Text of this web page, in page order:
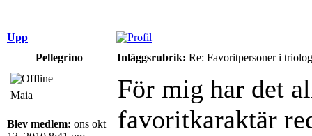
Upp
Pellegrino
Inläggsrubrik: Re: Favoritpersoner i
Maia
Blev medlem: ons okt
För mig har det
favoritkaraktär